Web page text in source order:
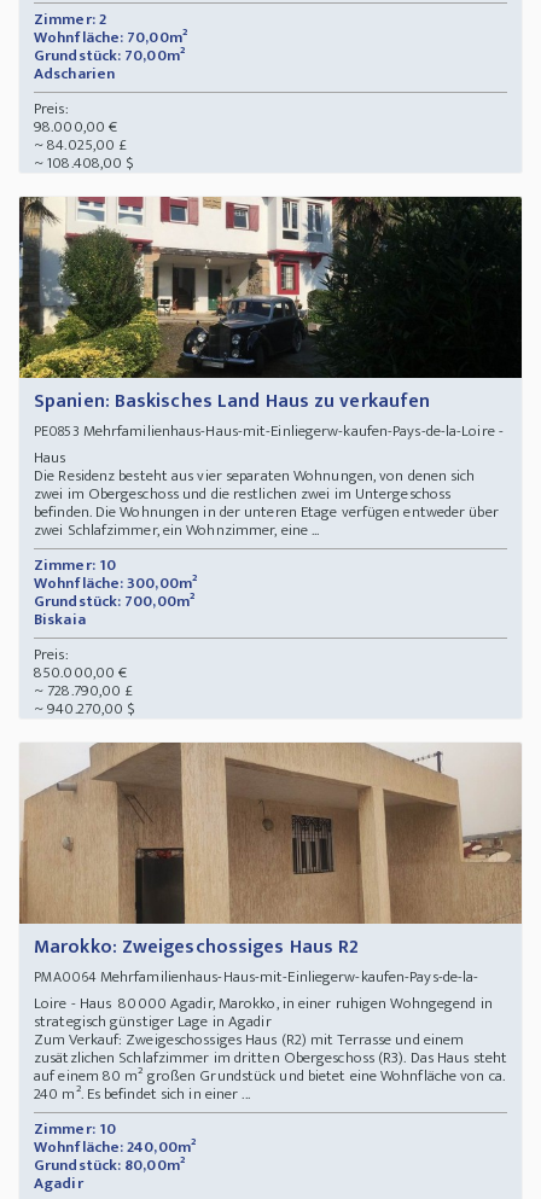
Zimmer: 2
Wohnfläche: 70,00m²
Grundstück: 70,00m²
Adscharien
Preis:
98.000,00 €
~ 84.025,00 £
~ 108.408,00 $
Spanien: Baskisches Land Haus zu verkaufen
PE0853 Mehrfamilienhaus-Haus-mit-Einliegerw-kaufen-Pays-de-la-Loire -
Haus
Die Residenz besteht aus vier separaten Wohnungen, von denen sich
zwei im Obergeschoss und die restlichen zwei im Untergeschoss
befinden. Die Wohnungen in der unteren Etage verfügen entweder über
zwei Schlafzimmer, ein Wohnzimmer, eine ...
Zimmer: 10
Wohnfläche: 300,00m²
Grundstück: 700,00m²
Biskaia
Preis:
850.000,00 €
~ 728.790,00 £
~ 940.270,00 $
Marokko: Zweigeschossiges Haus R2
PMA0064Mehrfamilienhaus-Haus-mit-Einliegerw-kaufen-Pays-de-la-
Loire - Haus 80000 Agadir, Marokko, in einer ruhigen Wohngegend in
strategisch günstiger Lage in Agadir
Zum Verkauf: Zweigeschossiges Haus (R2) mit Terrasse und einem
zusätzlichen Schlafzimmer im dritten Obergeschoss (R3). Das Haus steht
auf einem 80 m² großen Grundstück und bietet eine Wohnfläche von ca.
240 m². Es befindet sich in einer ...
Zimmer: 10
Wohnfläche: 240,00m²
Grundstück: 80,00m²
Agadir